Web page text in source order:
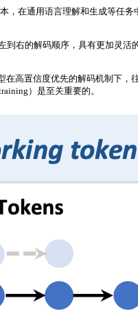
，在通用语言理解和生成等任
右的解码顺序，具有更加灵活
高置信度优先的解码机制下
）是至关重要的。